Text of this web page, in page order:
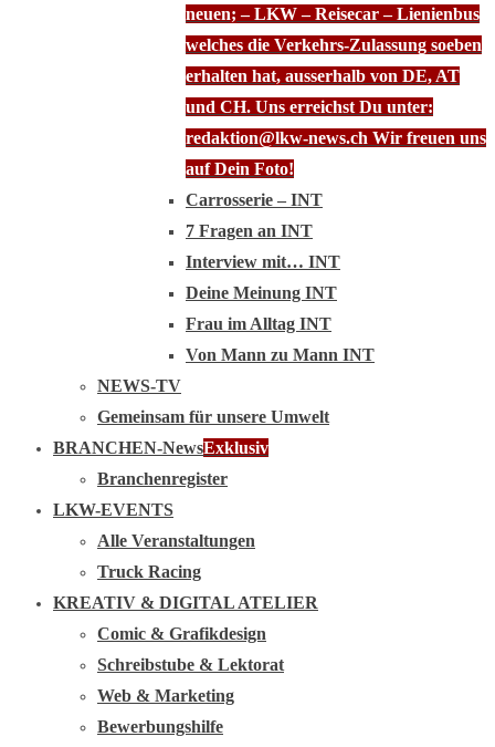
neuen; – LKW – Reisecar – Lienienbus
welches die Verkehrs-Zulassung soeben
erhalten hat, ausserhalb von DE, AT
und CH. Uns erreichst Du unter:
redaktion@lkw-news.ch Wir freuen uns
auf Dein Foto!
Carrosserie – INT
7 Fragen an INT
Interview mit… INT
Deine Meinung INT
Frau im Alltag INT
Von Mann zu Mann INT
NEWS-TV
Gemeinsam für unsere Umwelt
BRANCHEN-NewsExklusiv
Branchenregister
LKW-EVENTS
Alle Veranstaltungen
Truck Racing
KREATIV & DIGITAL ATELIER
Comic & Grafikdesign
Schreibstube & Lektorat
Web & Marketing
Bewerbungshilfe